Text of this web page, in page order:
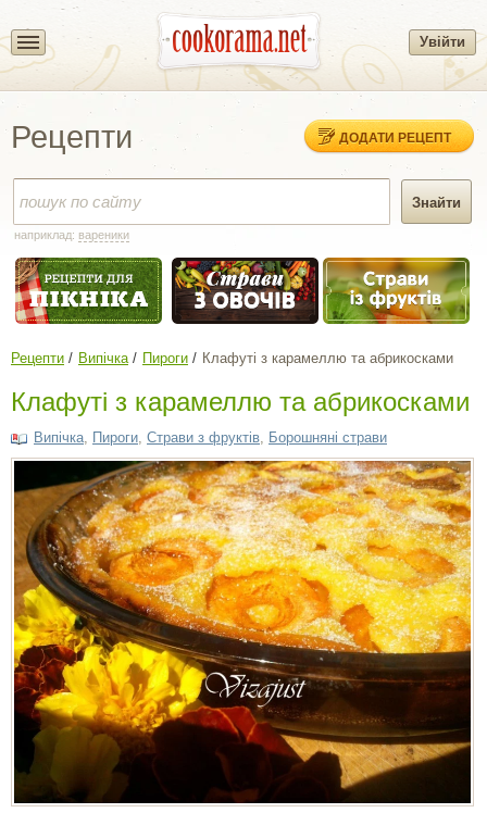
Увійти
Рецепти ДОДАТИ РЕЦЕПТ
наприклад: вареники
Рецепти Випічка Пироги Клафуті з карамеллю та абрикосками
Клафуті з карамеллю та абрикосками
Випічка Пироги Страви з фруктів Борошняні страви